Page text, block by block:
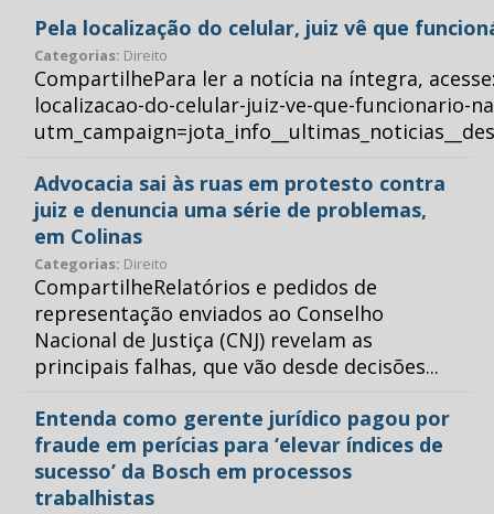
Pela localização do celular, juiz vê que
Categorias: Direito
CompartilhePara ler a notícia na íntegra,
localizacao-do-celular-juiz-ve-que-funcionario-
Advocacia sai às ruas em protesto contra
juiz e denuncia uma série de problemas,
em Colinas
Categorias: Direito
CompartilheRelatórios e pedidos de
representação enviados ao Conselho
Nacional de Justiça (CNJ) revelam as
principais falhas, que vão desde decisões...
Entenda como gerente jurídico pagou por
fraude em perícias para ‘elevar índices de
sucesso’ da Bosch em processos
trabalhistas